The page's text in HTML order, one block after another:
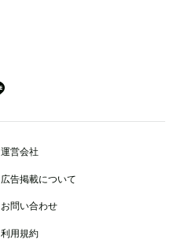
運営会社
広告掲載について
お問い合わせ
利用規約